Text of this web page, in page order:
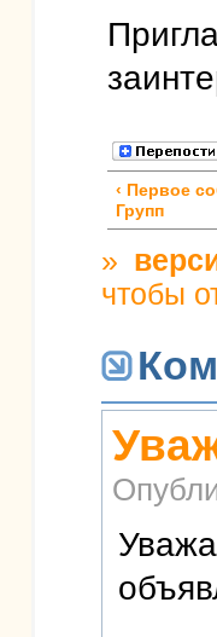
‹ Первое
Групп
»
чтобы